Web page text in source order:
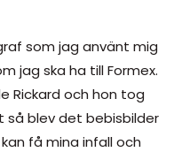
som jag använt mig
jag ska ha till Formex.
Rickard och hon tog
så blev det bebisbilder
få mina infall och